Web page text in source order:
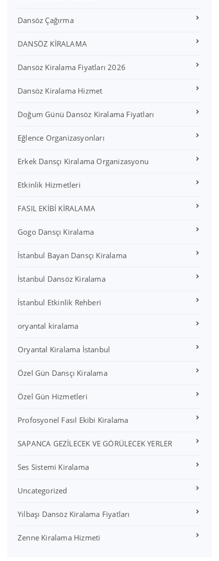
Dansöz Çağırma
DANSÖZ KİRALAMA
Dansöz Kiralama Fiyatları 2026
Dansöz Kiralama Hizmet
Doğum Günü Dansöz Kiralama Fiyatları
Eğlence Organizasyonları
Erkek Dansçı Kiralama Organizasyonu
Etkinlik Hizmetleri
FASIL EKİBİ KİRALAMA
Gogo Dansçı Kiralama
İstanbul Bayan Dansçı Kiralama
İstanbul Dansöz Kiralama
İstanbul Etkinlik Rehberi
oryantal kiralama
Oryantal Kiralama İstanbul
Özel Gün Dansçı Kiralama
Özel Gün Hizmetleri
Profosyonel Fasıl Ekibi Kiralama
SAPANCA GEZİLECEK VE GÖRÜLECEK YERLER
Ses Sistemi Kiralama
Uncategorized
Yılbaşı Dansöz Kiralama Fiyatları
Zenne Kiralama Hizmeti